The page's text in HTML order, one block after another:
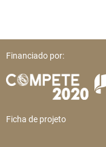
Financiado por:
Ficha de projeto